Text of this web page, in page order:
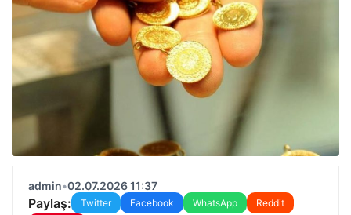
admin•02.07.2026 11:37
Paylaş: Twitter Facebook WhatsApp
Reddit